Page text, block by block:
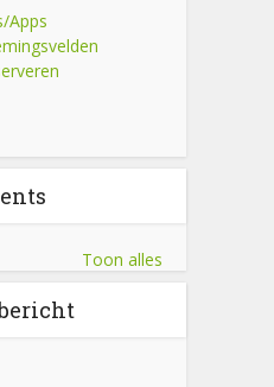
Apps
Toon alles